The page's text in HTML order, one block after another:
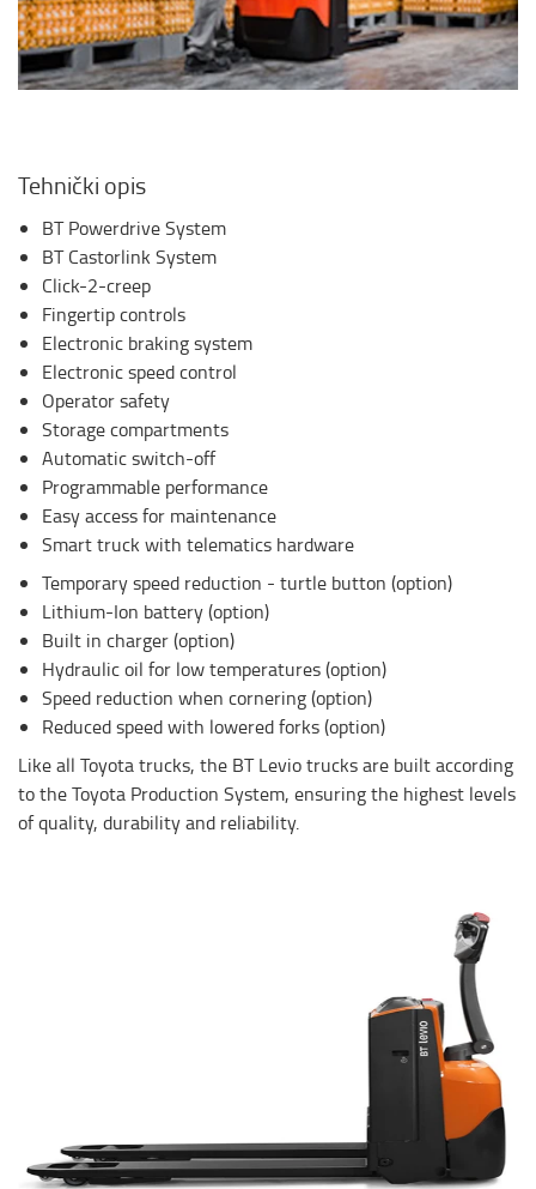
Tehnički opis
BT Powerdrive System
BT Castorlink System
Click-2-creep
Fingertip controls
Electronic braking system
Electronic speed control
Operator safety
Storage compartments
Automatic switch-off
Programmable performance
Easy access for maintenance
Smart truck with telematics hardware
Temporary speed reduction - turtle button (option)
Lithium-Ion battery (option)
Built in charger (option)
Hydraulic oil for low temperatures (option)
Speed reduction when cornering (option)
Reduced speed with lowered forks (option)
Like all Toyota trucks, the BT Levio trucks are built according
to the Toyota Production System, ensuring the highest levels
of quality, durability and reliability.